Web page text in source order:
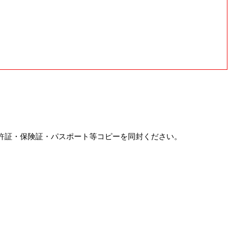
・保険証・パスポート等コピーを同封ください。